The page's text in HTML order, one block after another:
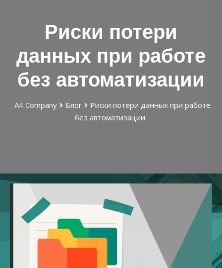
Риски потери
данных при работе
без автоматизации
А4 Company Блог
Риски потери данных при работе
без автоматизации